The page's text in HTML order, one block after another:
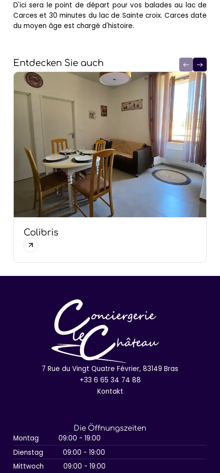
D'ici sera le point de départ pour vos balades au lac de
Carces et 30 minutes du lac de Sainte croix. Carces date
du moyen âge est chargé d'histoire.
Entdecken Sie auch
Colibris
7 Rue du Vingt Quatre Février, 83149 Bras
+33 6 65 34 74 88
Kontakt
Die Öffnungszeiten
Montag
09:00 - 19:00
Dienstag
09:00 - 19:00
Mittwoch
09:00 - 19:00